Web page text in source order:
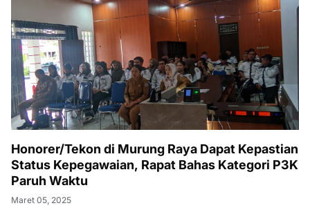
Honorer/Tekon di Murung Raya Dapat Kepastian
Status Kepegawaian, Rapat Bahas Kategori P3K
Paruh Waktu
Maret 05, 2025